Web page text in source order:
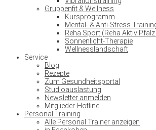
Gruppenfit & Wellness
Kursprogramm
Mental- & Anti-Stress
Reha Sport (Reha Aktiv Pfalz
Sonnenlicht-Therapie
Wellnesslandschaft
Service
Blog
Rezepte
Zum Gesundheitsportal
Studioauslastung
Newsletter anmelden
Mitglieder-Hotline
Personal Training
Alle Personal Trainer anzeigen